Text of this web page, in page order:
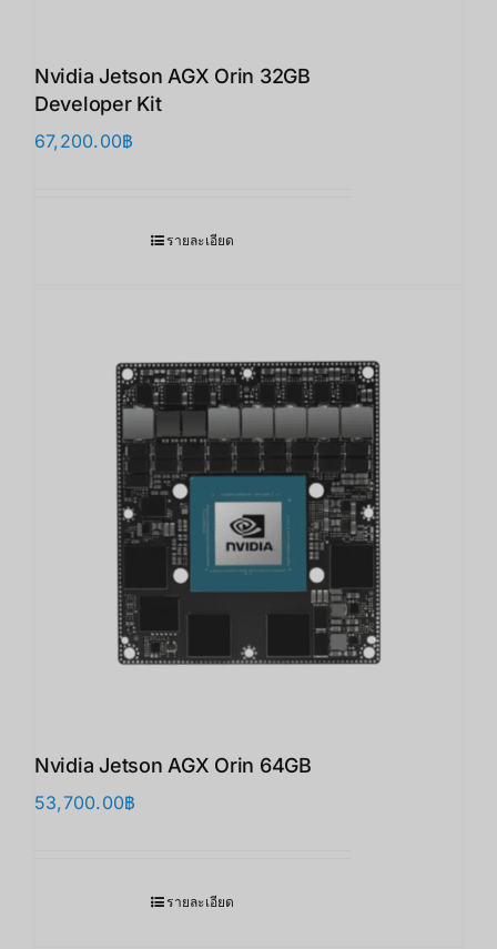
Nvidia Jetson AGX Orin 32GB
Developer Kit
67,200.00฿
รายละเอียด
Nvidia Jetson AGX Orin 64GB
53,700.00฿
รายละเอียด